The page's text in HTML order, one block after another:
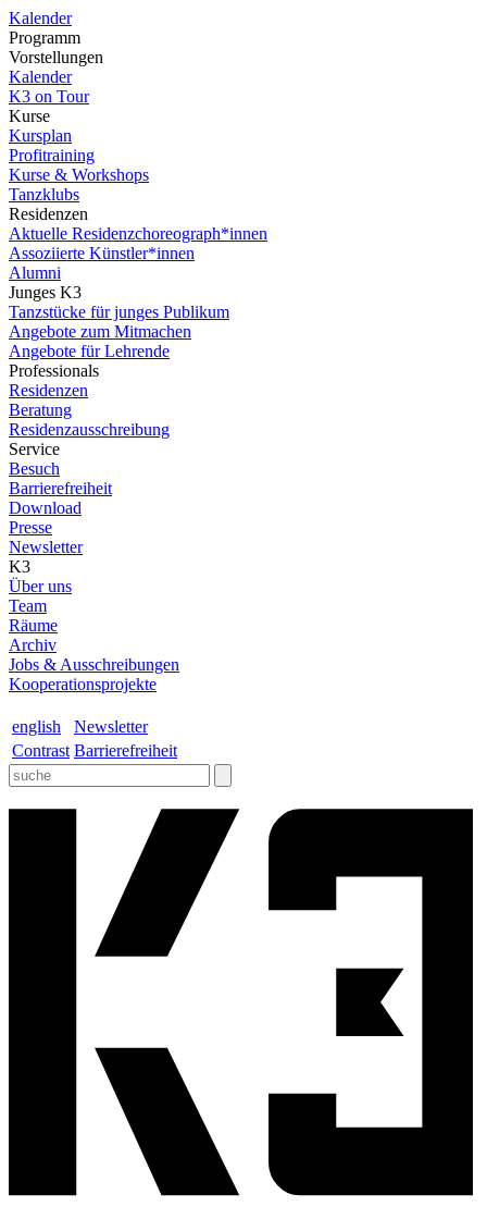
Kalender
Programm
Vorstellungen
Kalender
K3 on Tour
Kurse
Kursplan
Profitraining
Kurse & Workshops
Tanzklubs
Residenzen
Aktuelle Residenzchoreograph*innen
Assoziierte Künstler*innen
Alumni
Junges K3
Tanzstücke für junges Publikum
Angebote zum Mitmachen
Angebote für Lehrende
Professionals
Residenzen
Beratung
Residenzausschreibung
Service
Besuch
Barrierefreiheit
Download
Presse
Newsletter
K3
Über uns
Team
Räume
Archiv
Jobs & Ausschreibungen
Kooperationsprojekte
english
Newsletter
Contrast Barrierefreiheit